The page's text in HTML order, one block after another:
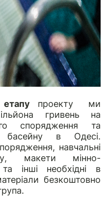
проекту ми
гривень на
спорядження та
басейну в Одесі.
навчальні
макети мінно-
інші необхідні в
безкоштовно